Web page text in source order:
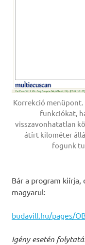
Korrekció menüpont.
funkciókat,
visszavonhatatlan
átírt kilométer
fogunk
Bár a program kiírja,
magyarul:
budavill.hu/pages/
Igény esetén